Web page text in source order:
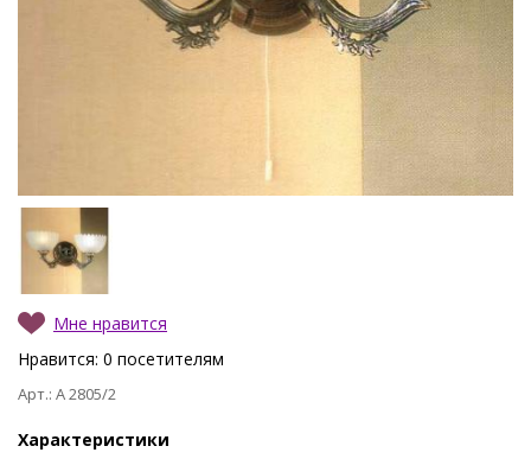
Мне нравится
Нравится: 0 посетителям
Арт.: A 2805/2
Характеристики